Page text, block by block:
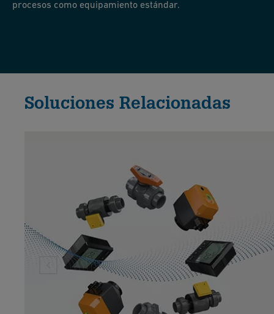
procesos como equipamiento estándar.
Soluciones Relacionadas